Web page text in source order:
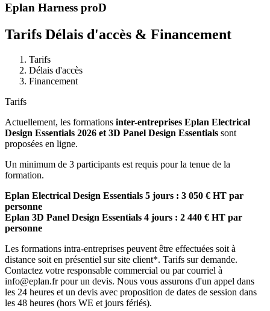
Eplan Harness proD
Tarifs Délais d'accès & Financement
Tarifs
Délais d'accès
Financement
Tarifs
Actuellement, les formations inter-entreprises Eplan Electrical
Design Essentials 2026 et 3D Panel Design Essentials sont
proposées en ligne.
Un minimum de 3 participants est requis pour la tenue de la
formation.
Eplan Electrical Design Essentials 5 jours : 3 050 € HT par
personne
Eplan 3D Panel Design Essentials 4 jours : 2 440 € HT par
personne
Les formations intra-entreprises peuvent être effectuées soit à
distance soit en présentiel sur site client*. Tarifs sur demande.
Contactez votre responsable commercial ou par courriel à
info@eplan.fr pour un devis. Nous vous assurons d'un appel dans
les 24 heures et un devis avec proposition de dates de session dans
les 48 heures (hors WE et jours fériés).